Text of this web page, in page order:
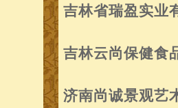
吉林省瑞盈实业
吉林云尚保健食
济南尚诚景观艺